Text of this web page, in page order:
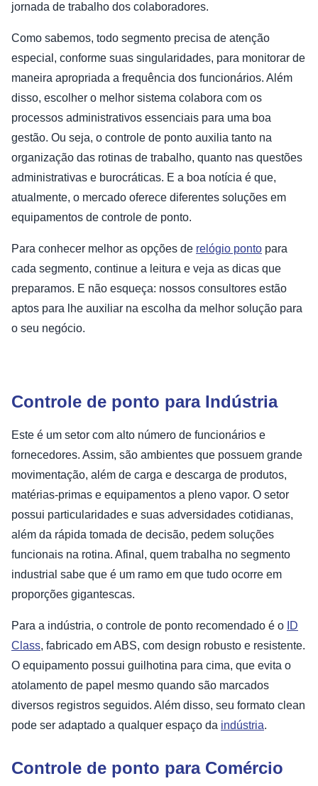
jornada de trabalho dos colaboradores.
Como sabemos, todo segmento precisa de atenção
especial, conforme suas singularidades, para monitorar de
maneira apropriada a frequência dos funcionários. Além
disso, escolher o melhor sistema colabora com os
processos administrativos essenciais para uma boa
gestão. Ou seja, o controle de ponto auxilia tanto na
organização das rotinas de trabalho, quanto nas questões
administrativas e burocráticas. E a boa notícia é que,
atualmente, o mercado oferece diferentes soluções em
equipamentos de controle de ponto.
Para conhecer melhor as opções de relógio ponto para
cada segmento, continue a leitura e veja as dicas que
preparamos. E não esqueça: nossos consultores estão
aptos para lhe auxiliar na escolha da melhor solução para
o seu negócio.
Controle de ponto para Indústria
Este é um setor com alto número de funcionários e
fornecedores. Assim, são ambientes que possuem grande
movimentação, além de carga e descarga de produtos,
matérias-primas e equipamentos a pleno vapor. O setor
possui particularidades e suas adversidades cotidianas,
além da rápida tomada de decisão, pedem soluções
funcionais na rotina. Afinal, quem trabalha no segmento
industrial sabe que é um ramo em que tudo ocorre em
proporções gigantescas.
Para a indústria, o controle de ponto recomendado é o ID
Class, fabricado em ABS, com design robusto e resistente.
O equipamento possui guilhotina para cima, que evita o
atolamento de papel mesmo quando são marcados
diversos registros seguidos. Além disso, seu formato clean
pode ser adaptado a qualquer espaço da indústria.
Controle de ponto para Comércio